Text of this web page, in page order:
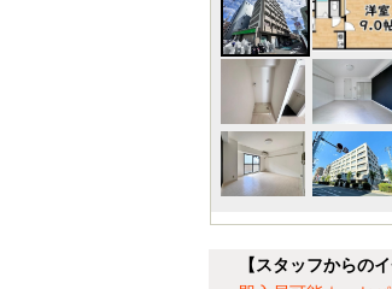
【スタッフからの